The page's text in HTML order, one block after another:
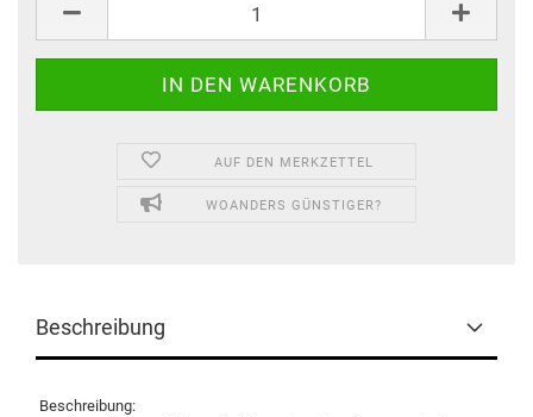
AUF DEN MERKZETTEL
WOANDERS GÜNSTIGER?
Beschreibung
Beschreibung: